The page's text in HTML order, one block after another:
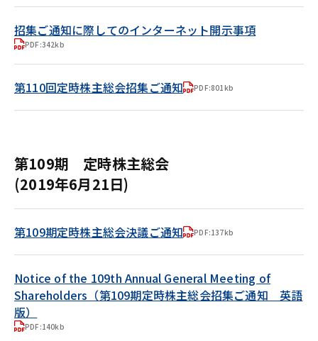
招集ご通知に際してのインターネット開示事項
PDF:342kb
第110回定時株主総会招集ご通知 PDF:801kb
第109期 定時株主総会
(2019年6月21日)
第109期定時株主総会決議ご通知 PDF:137kb
Notice of the 109th Annual General Meeting of
Shareholders（第109期定時株主総会招集ご通知 英語
版）
PDF:140kb